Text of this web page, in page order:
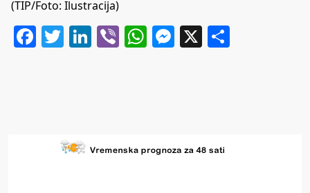
(TIP/Foto: Ilustracija)
Facebook
Twitter
LinkedIn
ViberWhatsApp
Messenger
X